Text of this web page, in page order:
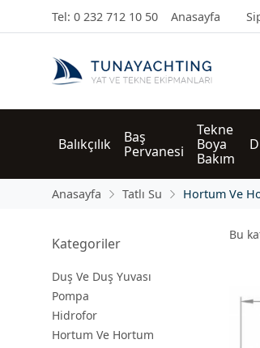
Tel: 0 232 712 10 50 Anasayfa
Balıkçılık
Baş
Pervanesi
Tekne
Boya
Bakım
Anasayfa Tatlı Su Hortum Ve
Kategoriler
Duş Ve Duş Yuvası
Pompa
Hidrofor
Hortum Ve Hortum
Bu